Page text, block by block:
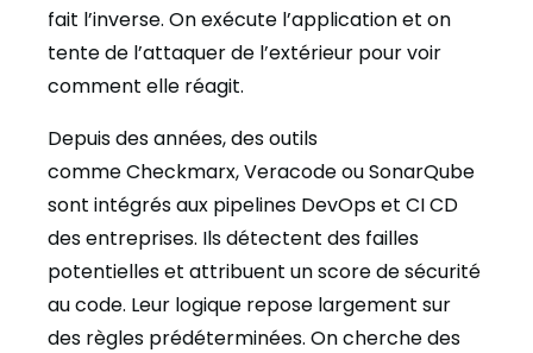
fait l’inverse. On exécute l’application et on
tente de l’attaquer de l’extérieur pour voir
comment elle réagit.
Depuis des années, des outils
comme Checkmarx, Veracode ou SonarQube
sont intégrés aux pipelines DevOps et CI CD
des entreprises. Ils détectent des failles
potentielles et attribuent un score de sécurité
au code. Leur logique repose largement sur
des règles prédéterminées. On cherche des